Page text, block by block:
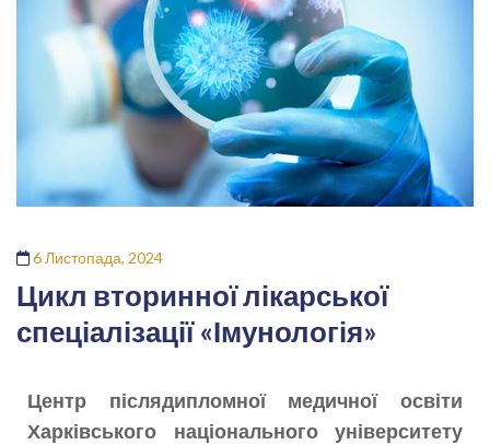
6 Листопада, 2024
Цикл вторинної лікарської
спеціалізації «Імунологія»
Центр післядипломної медичної освіти
Харківського національного університету